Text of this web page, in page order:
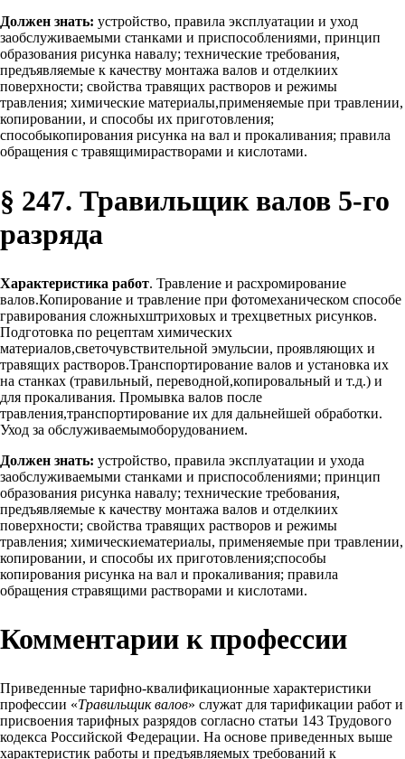
Должен знать: устройство, правила эксплуатации и уход
заобслуживаемыми станками и приспособлениями, принцип
образования рисунка навалу; технические требования,
предъявляемые к качеству монтажа валов и отделкиих
поверхности; свойства травящих растворов и режимы
травления; химические материалы,применяемые при травлении,
копировании, и способы их приготовления;
способыкопирования рисунка на вал и прокаливания; правила
обращения с травящимирастворами и кислотами.
§ 247. Травильщик валов 5-го
разряда
Характеристика работ. Травление и расхромирование
валов.Копирование и травление при фотомеханическом способе
гравирования сложныхштриховых и трехцветных рисунков.
Подготовка по рецептам химических
материалов,светочувствительной эмульсии, проявляющих и
травящих растворов.Транспортирование валов и установка их
на станках (травильный, переводной,копировальный и т.д.) и
для прокаливания. Промывка валов после
травления,транспортирование их для дальнейшей обработки.
Уход за обслуживаемымоборудованием.
Должен знать: устройство, правила эксплуатации и ухода
заобслуживаемыми станками и приспособлениями; принцип
образования рисунка навалу; технические требования,
предъявляемые к качеству монтажа валов и отделкиих
поверхности; свойства травящих растворов и режимы
травления; химическиематериалы, применяемые при травлении,
копировании, и способы их приготовления;способы
копирования рисунка на вал и прокаливания; правила
обращения стравящими растворами и кислотами.
Комментарии к профессии
Приведенные тарифно-квалификационные характеристики
профессии «Травильщик валов» служат для тарификации работ и
присвоения тарифных разрядов согласно статьи 143 Трудового
кодекса Российской Федерации. На основе приведенных выше
характеристик работы и предъявляемых требований к